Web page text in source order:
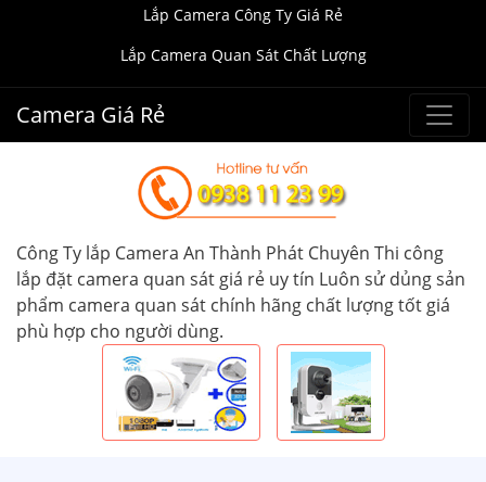
Lắp Camera Công Ty Giá Rẻ
Lắp Camera Quan Sát Chất Lượng
Camera Giá Rẻ
Công Ty lắp Camera An Thành Phát Chuyên Thi công
lắp đặt camera quan sát giá rẻ uy tín Luôn sử dủng sản
phẩm camera quan sát chính hãng chất lượng tốt giá
phù hợp cho người dùng.